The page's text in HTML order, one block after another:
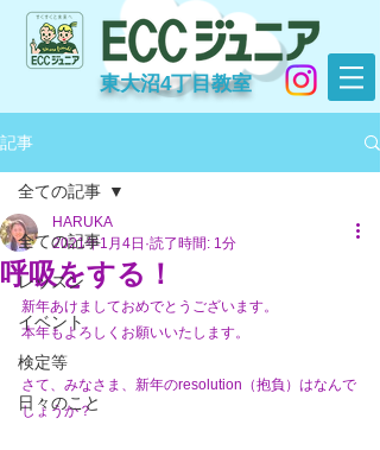
東大沼4丁目教室
記事
全ての記事
レッスン
イベント
検定等
日々のこと
全ての記事
呼吸をする！
HARUKA
2021年1月4日 読了時間: 1分
新年あけましておめでとうございます。
本年もよろしくお願いいたします。
さて、みなさま、新年のresolution（抱負）はなんで
しょうか？